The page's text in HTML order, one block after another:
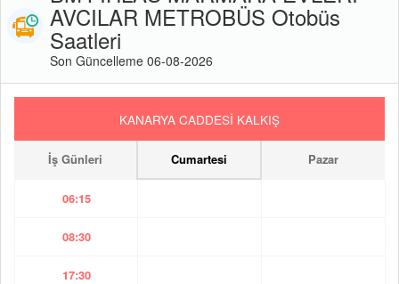
AVCILAR METROBÜS Otobüs
Saatleri
Son Güncelleme 06-08-2026
KANARYA CADDESİ KALKIŞ
İş Günleri Cumartesi Pazar
06:15
08:30
17:30